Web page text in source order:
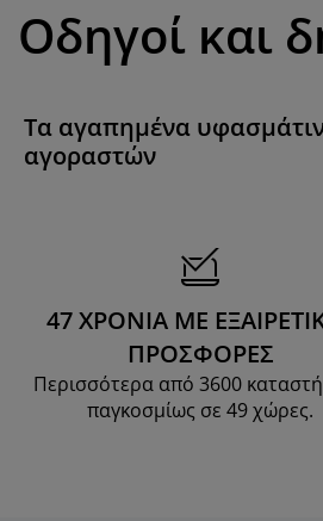
Οδηγοί και
Τα αγαπημένα
αγοραστών
47 ΧΡΟΝΙΑ ΜΕ
ΠΡΟΣΦΟΡΕΣ
Περισσότερα από 3600
παγκοσμίως σε 49 χώρες.